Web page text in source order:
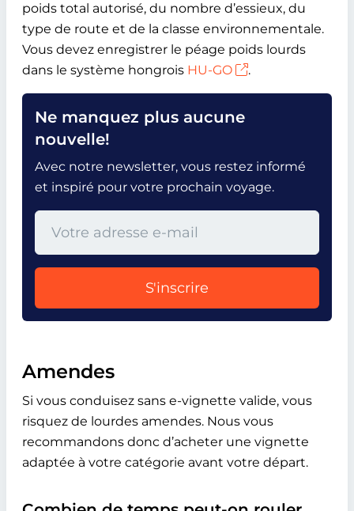
poids total autorisé, du nombre d’essieux, du
type de route et de la classe environnementale.
Vous devez enregistrer le péage poids lourds
dans le système hongrois HU-GO .
Ne manquez plus aucune
nouvelle!
Avec notre newsletter, vous restez informé
et inspiré pour votre prochain voyage.
S'inscrire
Amendes
Si vous conduisez sans e-vignette valide, vous
risquez de lourdes amendes. Nous vous
recommandons donc d’acheter une vignette
adaptée à votre catégorie avant votre départ.